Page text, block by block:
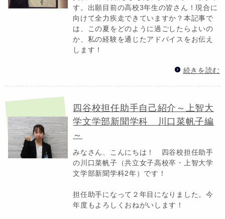
す。出願目前の高校3年生の皆さん！現合に
向けて全力疾走できていますか？本記事で
は、この夏をどのように過ごしたらよいの
か、私の経験を通じたアドバイスをお伝え
します！
続きを読む
四谷校担任助手自己紹介～上智大
学文学部新聞学科 川口菜帆子編
～
みなさん、こんにちは！ 四谷校担任助手
の川口菜帆子（共立女子高校卒・上智大学
文学部新聞学科2年）です！
担任助手になって２年目になりました。今
年度もよろしくおねがいします！